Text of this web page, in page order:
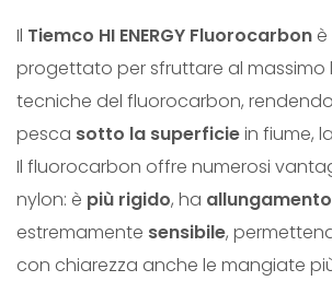
U
O
R
O
C
A
R
B
Il Tiemco HI ENERGY Fluorocarbon
progettato per sfruttare al massimo
tecniche del fluorocarbon,
pesca sotto la superficiein fiume,
Il fluorocarbon offre numerosi
nylon: è più rigido, ha
estremamente sensibile,
con chiarezza anche le mangiate